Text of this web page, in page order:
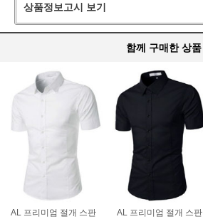
상품정보고시 보기
함께 구매한 상품
AL 프리미엄 절개 스판
AL 프리미엄 절개 스판